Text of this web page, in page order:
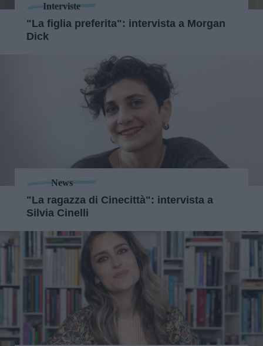
Interviste
"La figlia preferita": intervista a Morgan
Dick
News
"La ragazza di Cinecittà": intervista a
Silvia Cinelli